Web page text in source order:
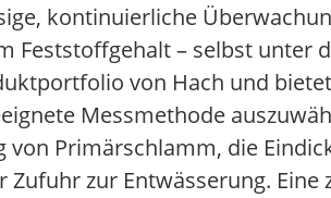
kontinuierliche
Feststoffgehalt – selbst unter
von Hach und
Messmethode
von Primärschlamm, die
Zufuhr zur Entwässerung.